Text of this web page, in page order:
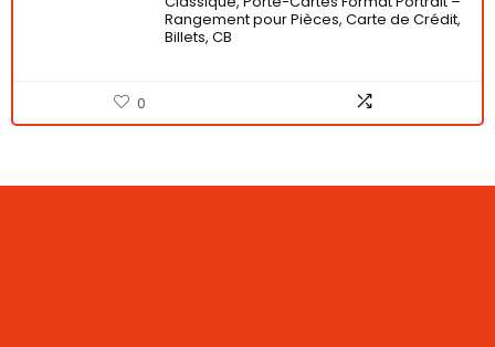
Rangement pour Pièces, Carte de Crédit,
Billets, CB
0